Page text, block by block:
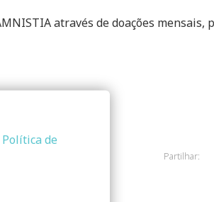
através de doações mensais,
Partilhar:
Política de